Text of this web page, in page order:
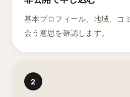
基本プロフィール、地域、コ
会う意思を確認します。
2